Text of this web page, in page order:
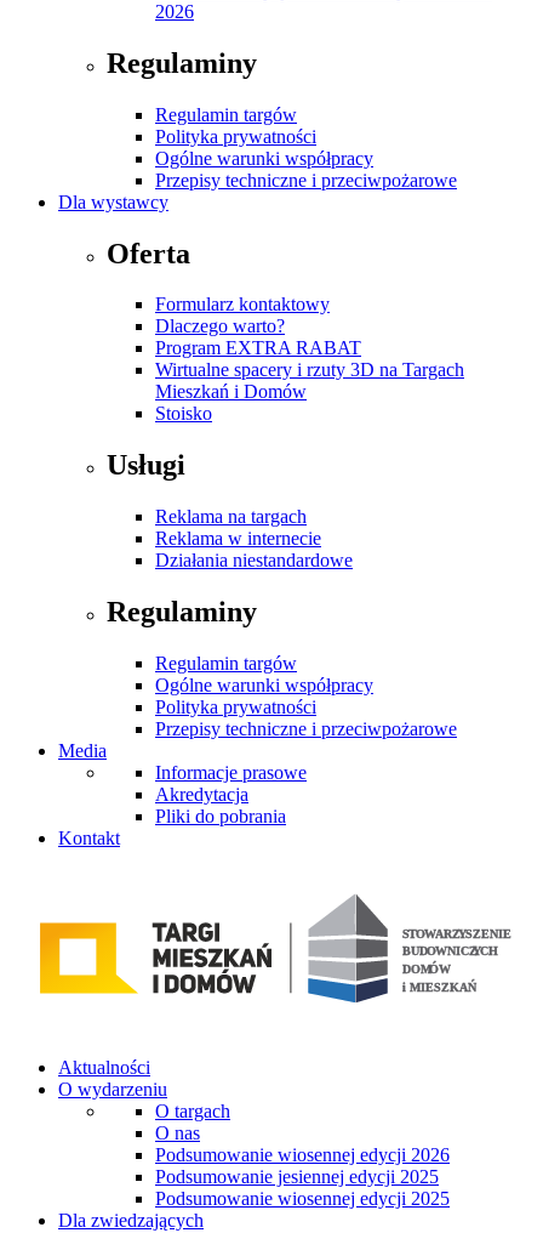
2026
Regulaminy
Regulamin targów
Polityka prywatności
Ogólne warunki współpracy
Przepisy techniczne i przeciwpożarowe
Dla wystawcy
Oferta
Formularz kontaktowy
Dlaczego warto?
Program EXTRA RABAT
Wirtualne spacery i rzuty 3D na Targach
Mieszkań i Domów
Stoisko
Usługi
Reklama na targach
Reklama w internecie
Działania niestandardowe
Regulaminy
Regulamin targów
Ogólne warunki współpracy
Polityka prywatności
Przepisy techniczne i przeciwpożarowe
Media
Informacje prasowe
Akredytacja
Pliki do pobrania
Kontakt
Aktualności
O wydarzeniu
O targach
O nas
Podsumowanie wiosennej edycji 2026
Podsumowanie jesiennej edycji 2025
Podsumowanie wiosennej edycji 2025
Dla zwiedzających